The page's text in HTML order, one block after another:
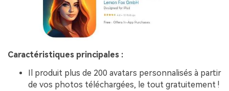
Caractéristiques principales :
Il produit plus de 200 avatars personnalisés à partir
de vos photos téléchargées, le tout gratuitement !